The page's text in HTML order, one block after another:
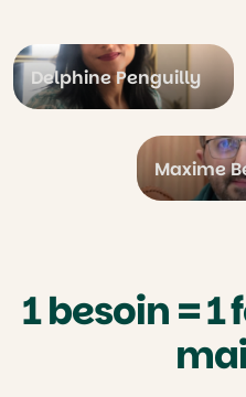
Delphine Penguilly
Maxime
1 besoin =